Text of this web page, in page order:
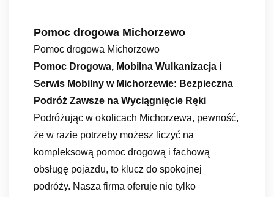
Pomoc drogowa Michorzewo
Pomoc drogowa Michorzewo
Pomoc Drogowa, Mobilna Wulkanizacja i
Serwis Mobilny w Michorzewie: Bezpieczna
Podróż Zawsze na Wyciągnięcie Ręki
Podróżując w okolicach Michorzewa, pewność,
że w razie potrzeby możesz liczyć na
kompleksową pomoc drogową i fachową
obsługę pojazdu, to klucz do spokojnej
podróży. Nasza firma oferuje nie tylko